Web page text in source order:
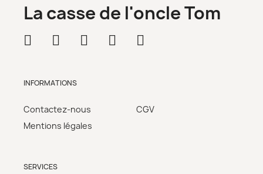
La casse de l'oncle Tom
INFORMATIONS
Contactez-nous
Mentions légales
CGV
SERVICES